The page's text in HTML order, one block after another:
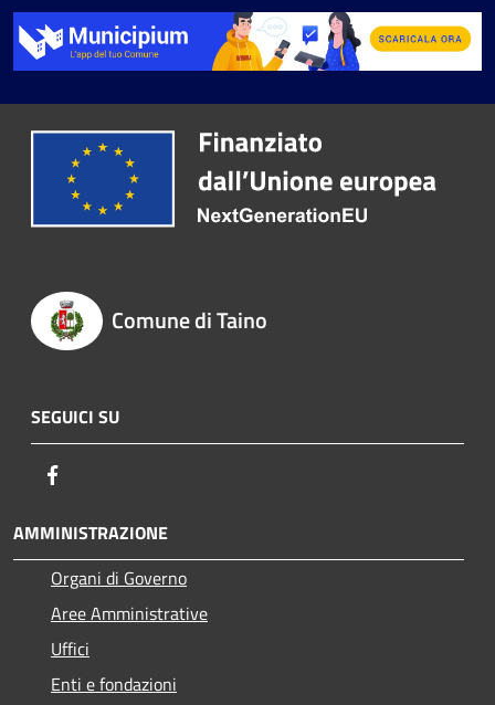
Comune di Taino
SEGUICI SU
AMMINISTRAZIONE
Organi di Governo
Aree Amministrative
Uffici
Enti e fondazioni